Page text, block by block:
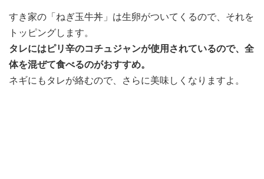
すき家の「ねぎ玉牛丼」は生卵がついてくるので、それを
トッピングします。
タレにはピリ辛のコチュジャンが使用されているので、全
体を混ぜて食べるのがおすすめ。
ネギにもタレが絡むので、さらに美味しくなりますよ。